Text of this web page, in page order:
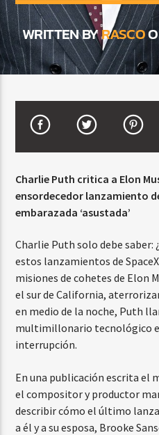
CURRENT SHOW
FIESTA DJ
Beone Radio
WRITTEN BYRASCO
Charlie Puth critica a Elon
ensordecedor lanzamiento
embarazada ‘asustada’
Charlie Puth solo debe
estos lanzamientos de
misiones de cohetes de Elon
el sur de California,
en medio de la noche, Puth
multimillonario tecnológico
interrupción.
En una publicación escrita el
el compositor y productor
describir cómo el último
a él y a su esposa, Brooke